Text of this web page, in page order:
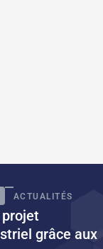
ACTUALITÉS
grâce aux